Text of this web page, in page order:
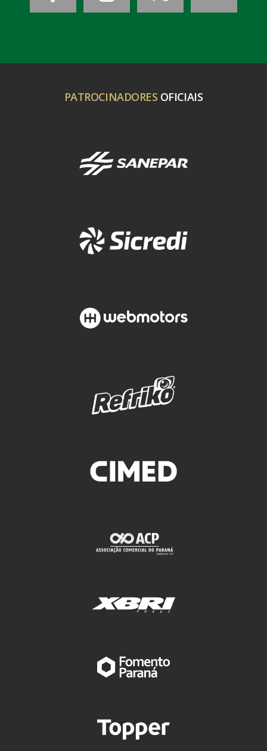
PATROCINADORES OFICIAIS